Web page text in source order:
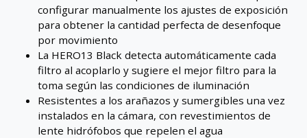
configurar manualmente los ajustes de exposición
para obtener la cantidad perfecta de desenfoque
por movimiento
La HERO13 Black detecta automáticamente cada
filtro al acoplarlo y sugiere el mejor filtro para la
toma según las condiciones de iluminación
Resistentes a los arañazos y sumergibles una vez
instalados en la cámara, con revestimientos de
lente hidrófobos que repelen el agua